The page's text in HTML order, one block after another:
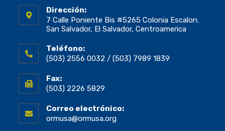
Dirección:
7 Calle Poniente Bis #5265 Colonia Escalon.
San Salvador, El Salvador, Centroamerica
Teléfono:
(503) 2556 0032 / (503) 7989 1839
Fax:
(503) 2226 5829
Correo electrónico:
ormusa@ormusa.org